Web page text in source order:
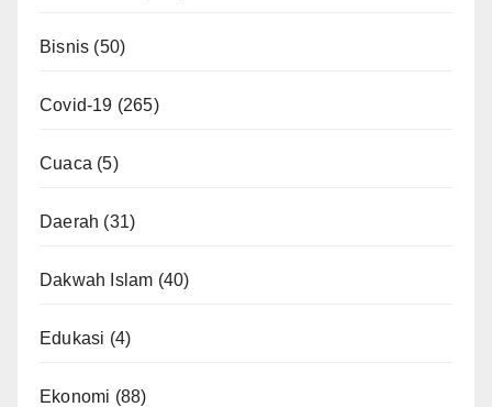
Bisnis (50)
Covid-19 (265)
Cuaca (5)
Daerah (31)
Dakwah Islam (40)
Edukasi (4)
Ekonomi (88)